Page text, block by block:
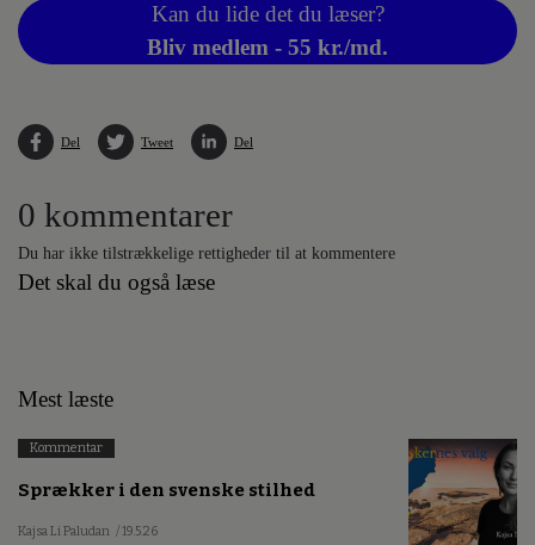
Kan du lide det du læser?
Bliv medlem - 55 kr./md.
Del Tweet Del
0 kommentarer
Du har ikke tilstrækkelige rettigheder til at kommentere
Det skal du også læse
Mest læste
Kommentar
Sprækker i den svenske stilhed
Kajsa Li Paludan / 19.5.26